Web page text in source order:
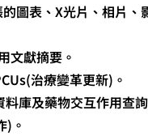
圖表、X光片、相片、
文獻摘要。
治療變革更新)。
料庫及藥物交互作用查
)。